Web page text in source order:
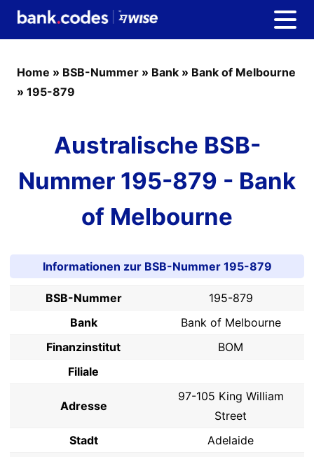
Home » BSB-Nummer » Bank » Bank of Melbourne
» 195-879
Australische BSB-
Nummer 195-879 - Bank
of Melbourne
Informationen zur BSB-Nummer 195-879
BSB-Nummer
195-879
Bank
Bank of Melbourne
Finanzinstitut
BOM
Filiale
Adresse
97-105 King William
Street
Stadt
Adelaide